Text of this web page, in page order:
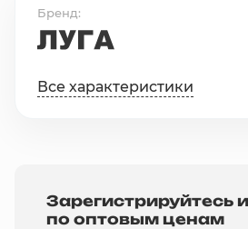
Бренд
Все характеристики
Зарегистрируйтесь
по оптовым ценам